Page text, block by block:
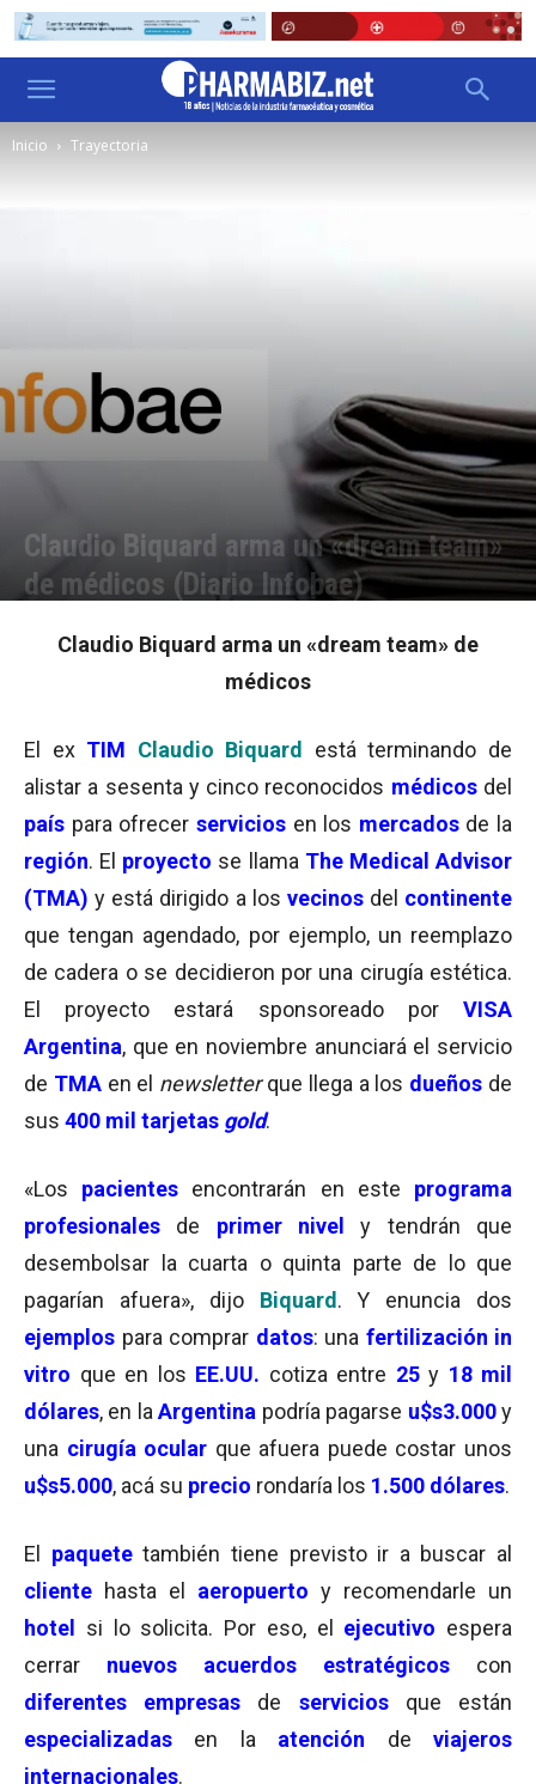
Inicio Trayectoria
Claudio Biquard arma un «dream team»
de médicos (Diario Infobae)
Claudio Biquard arma un «dream team» de
médicos
El ex TIM Claudio Biquard
está terminando de
alistar a sesenta y cinco reconocidos médicosdel
país para ofrecer serviciosen los mercadosde la
región. El proyecto se llama The Medical Advisor
(TMA) y está dirigido a los vecinosdel continente
que tengan agendado, por ejemplo, un reemplazo
de cadera o se decidieron por una cirugía estética.
El proyecto estará sponsoreado por VISA
Argentina, que en noviembre anunciará el servicio
de TMAen el newsletterque llega a los dueños de
sus 400 mil tarjetas gold.
«Los pacientes encontrarán en este programa
profesionales
de primer nivel
y tendrán que
desembolsar la cuarta o quinta parte de lo que
pagarían afuera», dijo Biquard . Y enuncia dos
ejemplos para comprar datos: una fertilización in
vitro que en los EE.UU. cotiza entre 25 y 18 mil
dólares, en laArgentina podría pagarse u$s3.000y
una cirugía ocular que afuera puede costar unos
u$s5.000, acá su precio rondaría los 1.500 dólares.
El paquete también tiene previsto ir a buscar al
cliente hasta el aeropuerto y recomendarle un
hotel
si lo solicita. Por eso, el ejecutivo espera
cerrar nuevos acuerdos estratégicos
con
diferentes empresas
de servicios
que están
especializadas
en la atención deviajeros
internacionales.